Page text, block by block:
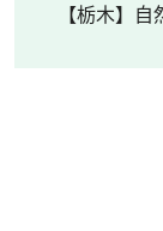
【栃木】